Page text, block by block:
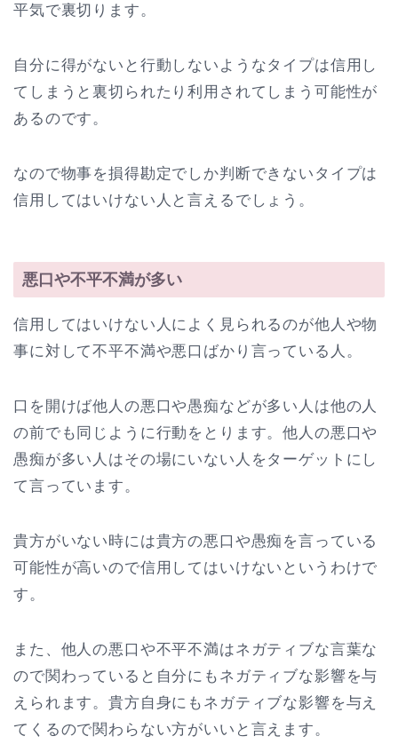
平気で裏切ります。
自分に得がないと行動しないようなタイプは信用し
てしまうと裏切られたり利用されてしまう可能性が
あるのです。
なので物事を損得勘定でしか判断できないタイプは
信用してはいけない人と言えるでしょう。
悪口や不平不満が多い
信用してはいけない人によく見られるのが他人や物
事に対して不平不満や悪口ばかり言っている人。
口を開けば他人の悪口や愚痴などが多い人は他の人
の前でも同じように行動をとります。他人の悪口や
愚痴が多い人はその場にいない人をターゲットにし
て言っています。
貴方がいない時には貴方の悪口や愚痴を言っている
可能性が高いので信用してはいけないというわけで
す。
また、他人の悪口や不平不満はネガティブな言葉な
ので関わっていると自分にもネガティブな影響を与
えられます。貴方自身にもネガティブな影響を与え
てくるので関わらない方がいいと言えます。